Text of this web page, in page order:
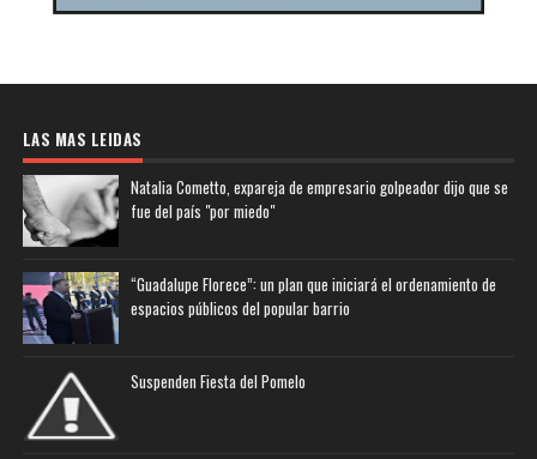
LAS MAS LEIDAS
Natalia Cometto, expareja de empresario golpeador dijo que se
fue del país "por miedo"
“Guadalupe Florece”: un plan que iniciará el ordenamiento de
espacios públicos del popular barrio
Suspenden Fiesta del Pomelo